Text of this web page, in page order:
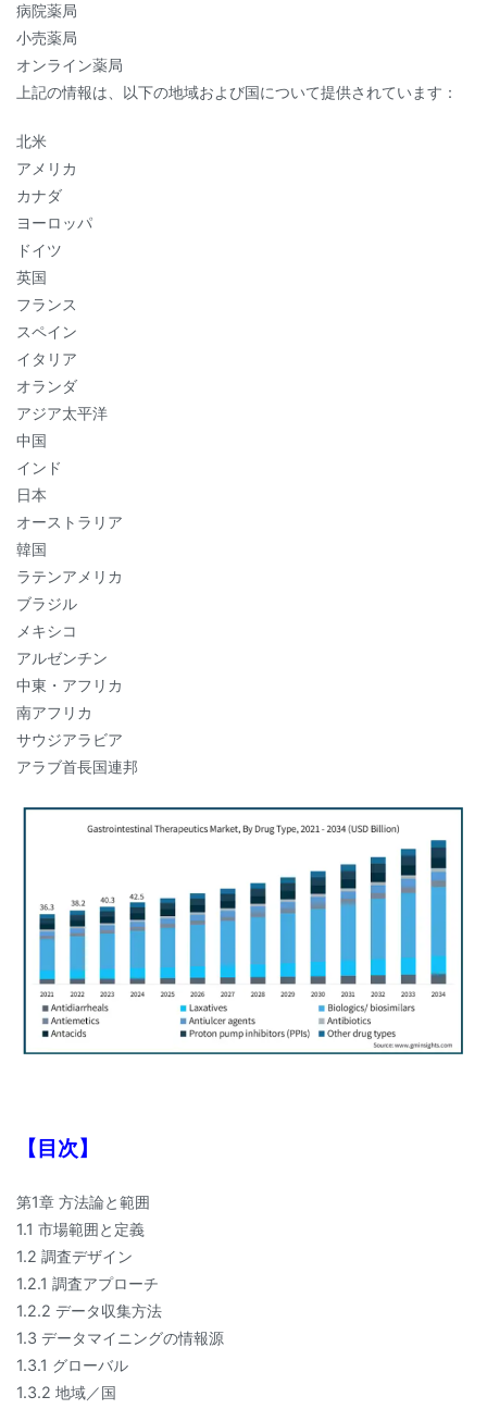
病院薬局
小売薬局
オンライン薬局
上記の情報は、以下の地域および国について提供されています：
北米
アメリカ
カナダ
ヨーロッパ
ドイツ
英国
フランス
スペイン
イタリア
オランダ
アジア太平洋
中国
インド
日本
オーストラリア
韓国
ラテンアメリカ
ブラジル
メキシコ
アルゼンチン
中東・アフリカ
南アフリカ
サウジアラビア
アラブ首長国連邦
【目次】
第1章 方法論と範囲
1.1 市場範囲と定義
1.2 調査デザイン
1.2.1 調査アプローチ
1.2.2 データ収集方法
1.3 データマイニングの情報源
1.3.1 グローバル
1.3.2 地域／国